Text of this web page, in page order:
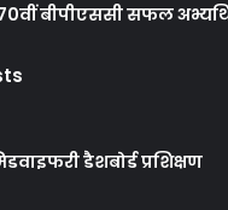
बीपीएससी सफल
डैशबोर्ड प्रशिक्षण